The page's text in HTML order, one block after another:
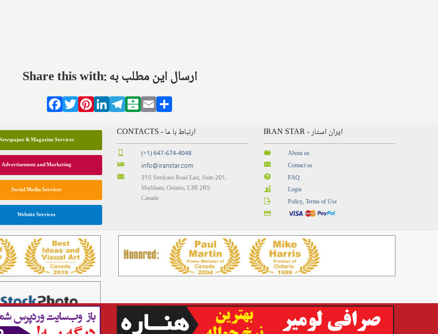
Share this with: ارسال این مطلب به
Facebook
TwitterPinterestLinkedIn
Telegram
Balatarin
Email
& Magazine Services
Advertisement and Marketing
Social Media Services
Website Services
CONTACTS - ارتباط با ما
(+1) 647-674-4048
315 Steelcase Road East, Suite 201,
Markham, Ontario, L3R 2R5
Canada
IRAN STAR - ایران استار
About us
Contact us
FAQ
Login
Policy, Terms of Use